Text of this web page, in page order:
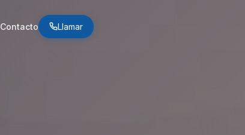
Contacto Llamar